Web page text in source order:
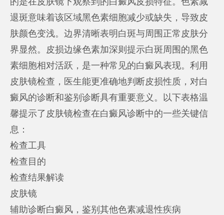
退斑意味着该区域黑色素细胞减少或缺失，导致皮
肤颜色变浅。边界清晰表明白斑与周围正常皮肤分
界显然。皮损边缘色素加深则提示白斑周围的黑色
素细胞相对活跃，是一种常见的白癜风表现。利用
皮肤镜检查，医生能更准确地判断皮损性质，对白
癜风的诊断和鉴别诊断具有重要意义。以下表格温
馨提示了皮肤镜检查在白癜风诊断中的一些关键信
息：
检查工具
检查目的
检查结果解读
皮肤镜
辅助诊断白癜风，鉴别其他色素减退性疾病